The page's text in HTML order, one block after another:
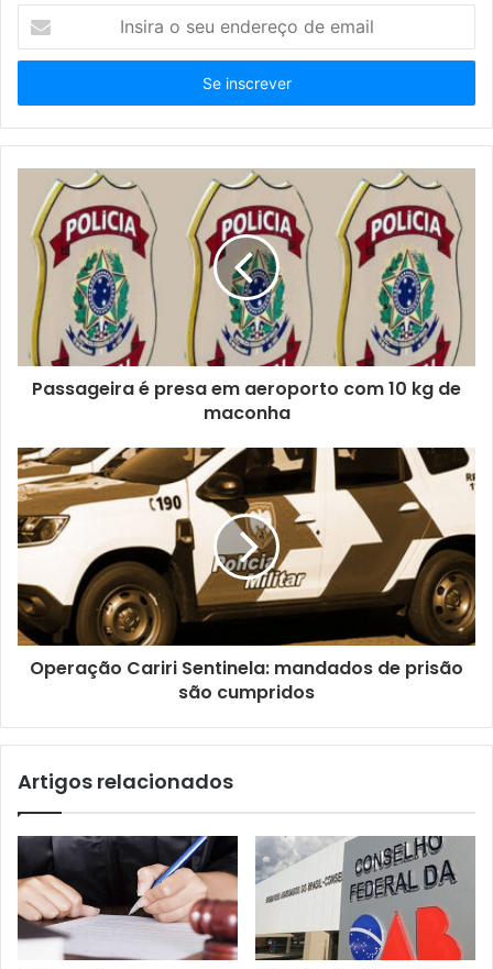
s
r
a
e
e
e
m
a
i
Passageira é presa em aeroporto com 10 kg de
maconha
Operação Cariri Sentinela: mandados de prisão
são cumpridos
Artigos relacionados